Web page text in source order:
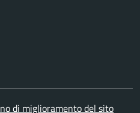
di miglioramento del sito